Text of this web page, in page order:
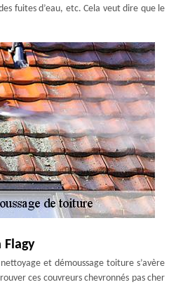
fuites d’eau, etc. Cela veut dire que le
et démoussage toiture s’avère
ces couvreurs chevronnés pas cher